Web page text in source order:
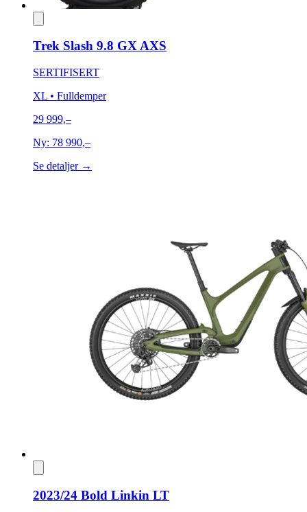
Trek Slash 9.8 GX AXS
SERTIFISERT
XL • Fulldemper
29 999,–
Ny: 78 990,–
Se detaljer →
2023/24 Bold Linkin LT